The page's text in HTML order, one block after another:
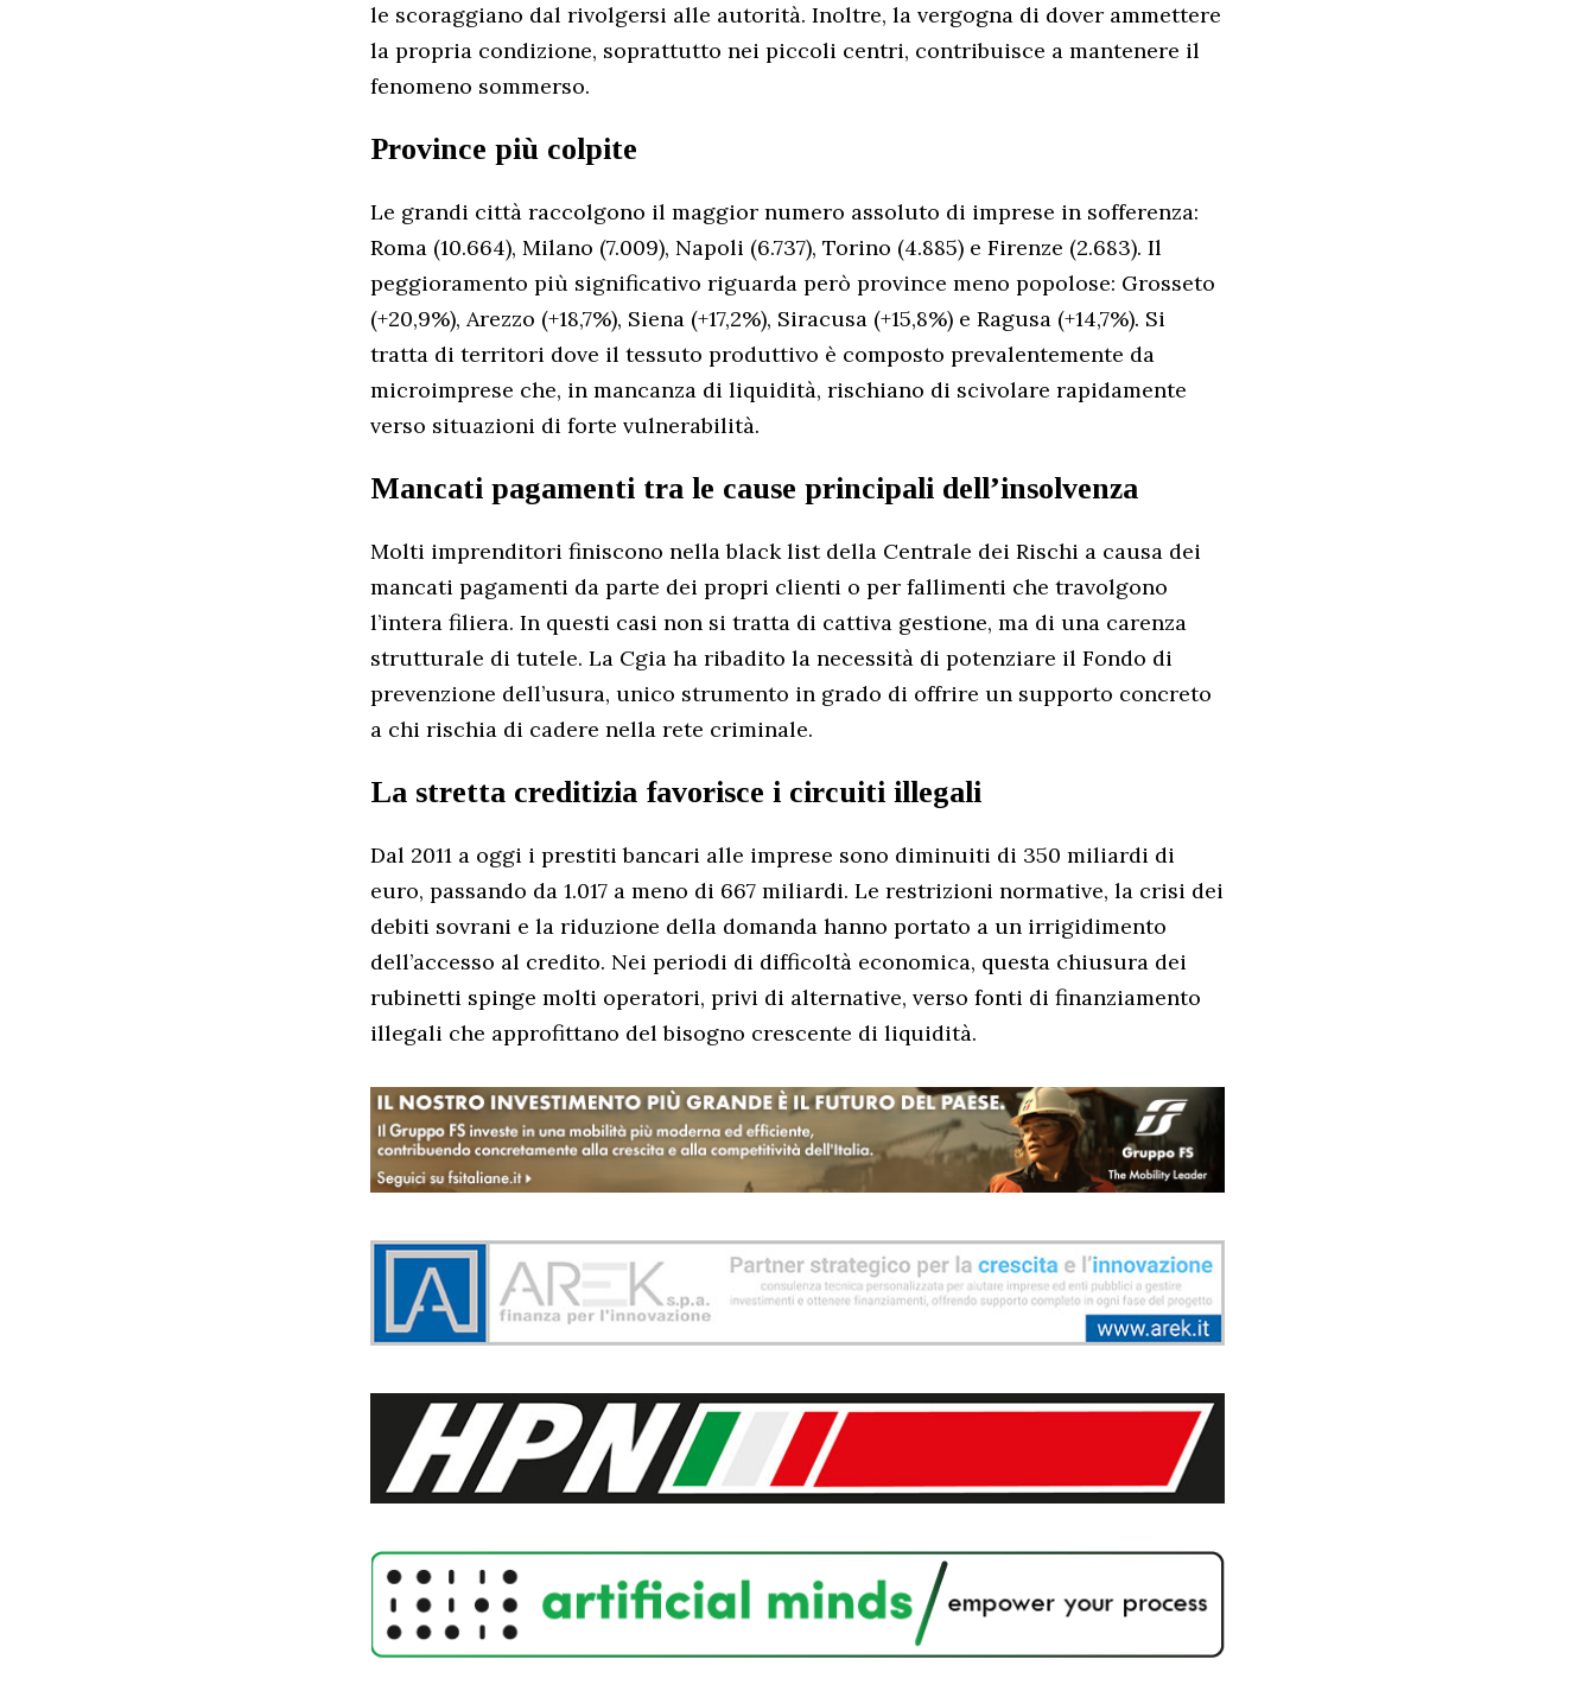
le scoraggiano dal rivolgersi alle autorità. Inoltre, la vergogna di dover ammettere
la propria condizione, soprattutto nei piccoli centri, contribuisce a mantenere il
fenomeno sommerso.
Province più colpite
Le grandi città raccolgono il maggior numero assoluto di imprese in sofferenza:
Roma (10.664), Milano (7.009), Napoli (6.737), Torino (4.885) e Firenze (2.683). Il
peggioramento più significativo riguarda però province meno popolose: Grosseto
(+20,9%), Arezzo (+18,7%), Siena (+17,2%), Siracusa (+15,8%) e Ragusa (+14,7%). Si
tratta di territori dove il tessuto produttivo è composto prevalentemente da
microimprese che, in mancanza di liquidità, rischiano di scivolare rapidamente
verso situazioni di forte vulnerabilità.
Mancati pagamenti tra le cause principali dell’insolvenza
Molti imprenditori finiscono nella black list della Centrale dei Rischi a causa dei
mancati pagamenti da parte dei propri clienti o per fallimenti che travolgono
l’intera filiera. In questi casi non si tratta di cattiva gestione, ma di una carenza
strutturale di tutele. La Cgia ha ribadito la necessità di potenziare il Fondo di
prevenzione dell’usura, unico strumento in grado di offrire un supporto concreto
a chi rischia di cadere nella rete criminale.
La stretta creditizia favorisce i circuiti illegali
Dal 2011 a oggi i prestiti bancari alle imprese sono diminuiti di 350 miliardi di
euro, passando da 1.017 a meno di 667 miliardi. Le restrizioni normative, la crisi dei
debiti sovrani e la riduzione della domanda hanno portato a un irrigidimento
dell’accesso al credito. Nei periodi di difficoltà economica, questa chiusura dei
rubinetti spinge molti operatori, privi di alternative, verso fonti di finanziamento
illegali che approfittano del bisogno crescente di liquidità.